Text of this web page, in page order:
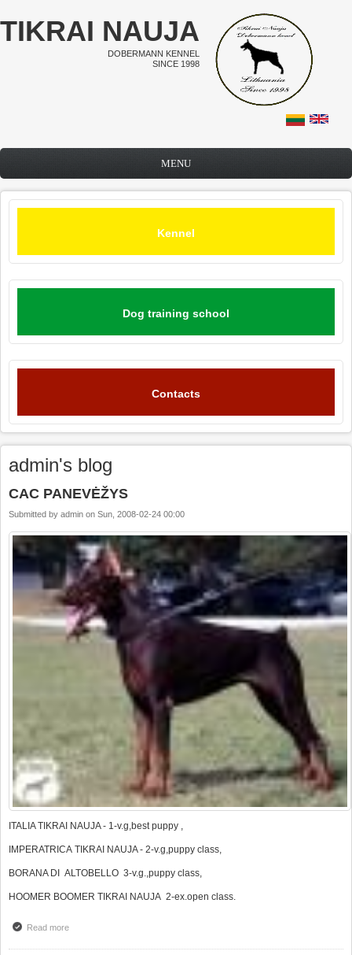
Skip to main content
TIKRAI NAUJA
DOBERMANN KENNEL
SINCE 1998
MENU
Kennel
Dog training school
Contacts
admin's blog
CAC PANEVĖŽYS
Submitted by admin on Sun, 2008-02-24 00:00
ITALIA TIKRAI NAUJA - 1-v.g,best puppy ,
IMPERATRICA TIKRAI NAUJA - 2-v.g,puppy class,
BORANA DI ALTOBELLO 3-v.g.,puppy class,
HOOMER BOOMER TIKRAI NAUJA 2-ex.open class.
Read moreabout CAC PANEVĖŽYS